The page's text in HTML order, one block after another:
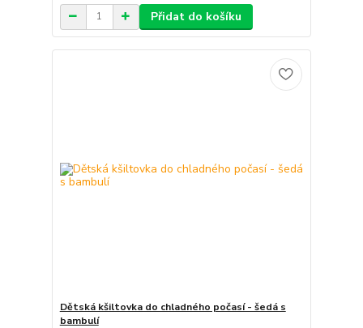
Přidat do košíku
Dětská kšiltovka do chladného počasí - šedá s
bambulí